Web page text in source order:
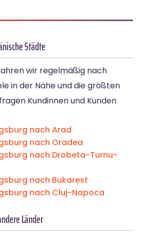
Städte
wir regelmäßig nach
in der Nähe und die größten
Kundinnen und Kunden
nach Arad
nach Oradea
nach Drobeta-Turnu-
nach Bukarest
nach Cluj-Napoca
Länder